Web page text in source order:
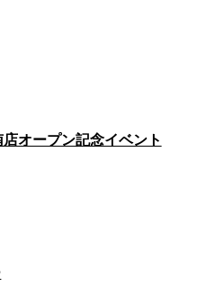
オープン記念イベント